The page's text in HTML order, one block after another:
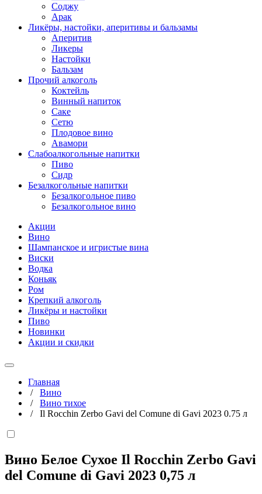
Соджу
Арак
Ликёры, настойки, аперитивы и бальзамы
Аперитив
Ликеры
Настойки
Бальзам
Прочий алкоголь
Коктейль
Винный напиток
Саке
Сетю
Плодовое вино
Авамори
Слабоалкогольные напитки
Пиво
Сидр
Безалкогольные напитки
Безалкогольное пиво
Безалкогольное вино
Акции
Вино
Шампанское и игристые вина
Виски
Водка
Коньяк
Ром
Крепкий алкоголь
Ликёры и настойки
Пиво
Новинки
Акции и скидки
Главная
/ Вино
/ Вино тихое
/ Il Rocchin Zerbo Gavi del Comune di Gavi 2023 0.75 л
Вино Белое Сухое Il Rocchin Zerbo Gavi
del Comune di Gavi 2023 0,75 л